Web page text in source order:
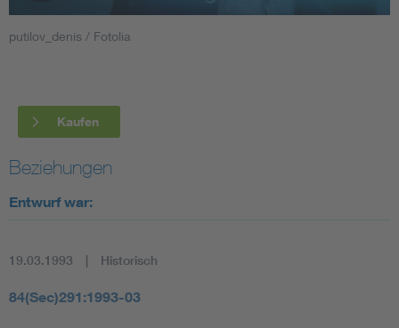
Smart Cities
Blitzschutz: DIN EN 62305 in der Übersicht
Circular Economy für mehr Ressourceneffizienz
putilov_denis / Fotolia
Kaufen
Beziehungen
Entwurf war:
19.03.1993 Historisch
84(Sec)291:1993-03